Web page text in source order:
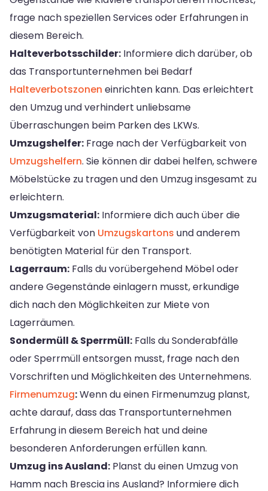
frage nach speziellen Services oder Erfahrungen in
diesem Bereich.
Halteverbotsschilder: Informiere dich darüber, ob
das Transportunternehmen bei Bedarf
Halteverbotszonen einrichten kann. Das erleichtert
den Umzug und verhindert unliebsame
Überraschungen beim Parken des LKWs.
Umzugshelfer: Frage nach der Verfügbarkeit von
Umzugshelfern. Sie können dir dabei helfen, schwere
Möbelstücke zu tragen und den Umzug insgesamt zu
erleichtern.
Umzugsmaterial: Informiere dich auch über die
Verfügbarkeit von Umzugskartons und anderem
benötigten Material für den Transport.
Lagerraum: Falls du vorübergehend Möbel oder
andere Gegenstände einlagern musst, erkundige
dich nach den Möglichkeiten zur Miete von
Lagerräumen.
Sondermüll & Sperrmüll: Falls du Sonderabfälle
oder Sperrmüll entsorgen musst, frage nach den
Vorschriften und Möglichkeiten des Unternehmens.
Firmenumzug:Wenn du einen Firmenumzug planst,
achte darauf, dass das Transportunternehmen
Erfahrung in diesem Bereich hat und deine
besonderen Anforderungen erfüllen kann.
Umzug ins Ausland: Planst du einen Umzug von
Hamm nach Brescia ins Ausland? Informiere dich